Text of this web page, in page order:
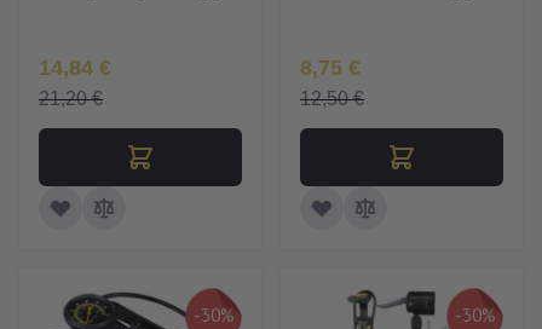
Īpaša Cena
14,84 €
21,20 €
Īpaša Cena
8,75 €
12,50 €
-30% -30%